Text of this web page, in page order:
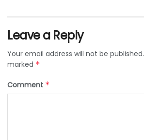
Leave a Reply
Your email address will not be published.
marked *
Comment *